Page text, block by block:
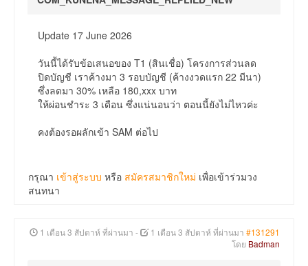
Update 17 June 2026
วันนี้ได้รับข้อเสนอของ T1 (สินเชื่อ) โครงการส่วนลด
ปิดบัญชี เราค้างมา 3 รอบบัญชี (ค้างงวดแรก 22 มีนา)
ซึ่งลดมา 30% เหลือ 180,xxx บาท
ให้ผ่อนชำระ 3 เดือน ซึ่งแน่นอนว่า ตอนนี้ยังไม่ไหวค่ะ
คงต้องรอผลักเข้า SAM ต่อไป
กรุณา เข้าสู่ระบบ หรือ สมัครสมาชิกใหม่ เพื่อเข้าร่วมวง
สนทนา
1 เดือน 3 สัปดาห์ ที่ผ่านมา - 1 เดือน 3 สัปดาห์ ที่ผ่านมา #131291
โดย Badman